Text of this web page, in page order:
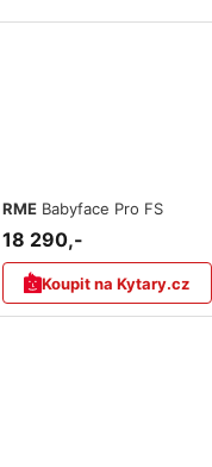
RME Babyface Pro FS
18 290,-
Koupit na Kytary.cz